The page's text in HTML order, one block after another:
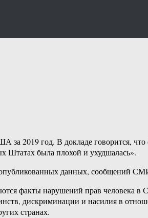
2019 год. В докладе говорится,
Штатах была плохой и ухудшалась».
данных, сообщений
факты нарушений прав человека
дискриминации и насилия в
странах.